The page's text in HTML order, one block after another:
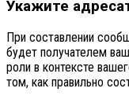
Укажите
При составлении
будет получателем
роли в контексте
том, как правильно